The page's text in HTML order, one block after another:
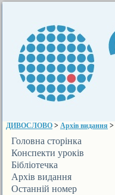
ДИВОСЛОВО > Архів видання >
Головна сторінка
Конспекти уроків
Бібліотечка
ДИВОСЛОВА
Архів видання
Останній номер